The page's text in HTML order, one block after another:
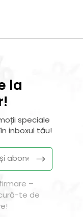
la
speciale
inboxul tău!
–
te de